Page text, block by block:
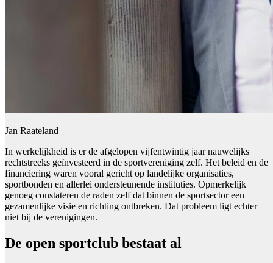
Jan Raateland
In werkelijkheid is er de afgelopen vijfentwintig jaar nauwelijks
rechtstreeks geïnvesteerd in de sportvereniging zelf. Het beleid en de
financiering waren vooral gericht op landelijke organisaties,
sportbonden en allerlei ondersteunende instituties. Opmerkelijk
genoeg constateren de raden zelf dat binnen de sportsector een
gezamenlijke visie en richting ontbreken. Dat probleem ligt echter
niet bij de verenigingen.
De open sportclub bestaat al